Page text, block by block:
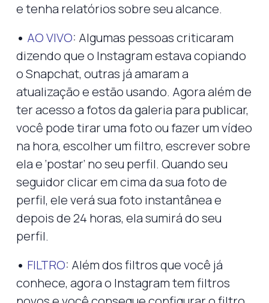
e tenha relatórios sobre seu alcance.
• AO VIVO: Algumas pessoas criticaram
dizendo que o Instagram estava copiando
o Snapchat, outras já amaram a
atualização e estão usando. Agora além de
ter acesso a fotos da galeria para publicar,
você pode tirar uma foto ou fazer um vídeo
na hora, escolher um filtro, escrever sobre
ela e ‘postar’ no seu perfil. Quando seu
seguidor clicar em cima da sua foto de
perfil, ele verá sua foto instantânea e
depois de 24 horas, ela sumirá do seu
perfil.
• FILTRO: Além dos filtros que você já
conhece, agora o Instagram tem filtros